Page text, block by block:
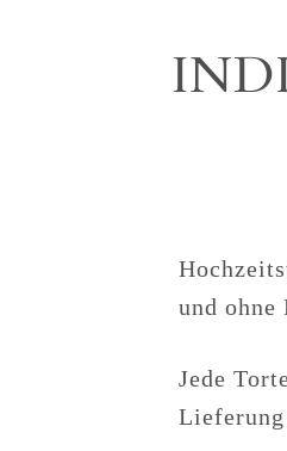
und
Jede
Lieferung